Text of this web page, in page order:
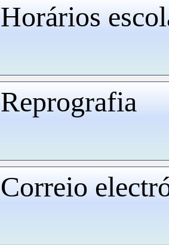
Horários
Reprografia
Correio